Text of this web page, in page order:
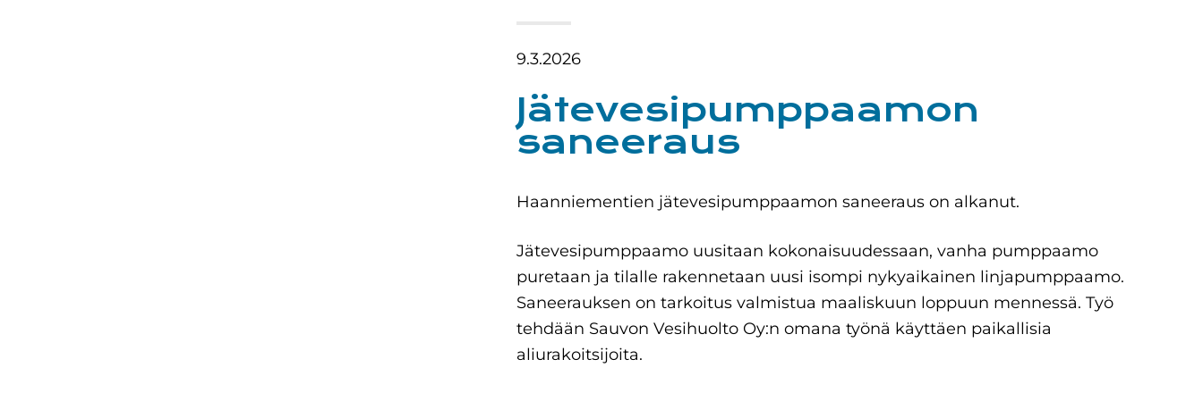
9.3.2026
Jätevesipumppaamon
saneeraus
Haanniementien jätevesipumppaamon saneeraus on alkanut.
Jätevesipumppaamo uusitaan kokonaisuudessaan, vanha pumppaamo
puretaan ja tilalle rakennetaan uusi isompi nykyaikainen linjapumppaamo.
Saneerauksen on tarkoitus valmistua maaliskuun loppuun mennessä. Työ
tehdään Sauvon Vesihuolto Oy:n omana työnä käyttäen paikallisia
aliurakoitsijoita.